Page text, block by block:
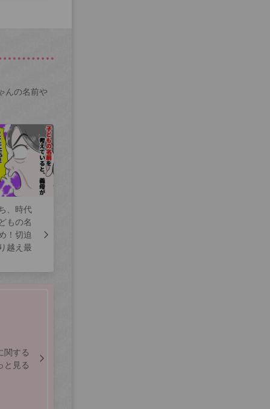
んの名前や
、時代
もの名
！切迫
越え最
関する
と見る